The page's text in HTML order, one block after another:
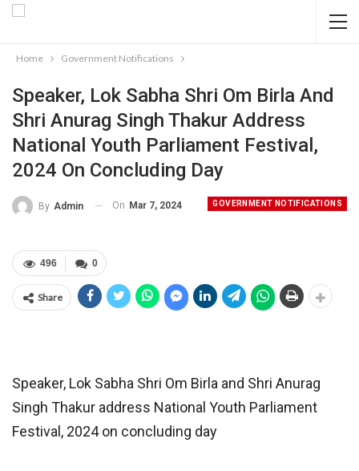
Home Government Notifications
Speaker, Lok Sabha Shri Om Birla And
Shri Anurag Singh Thakur Address
National Youth Parliament Festival,
2024 On Concluding Day
GOVERNMENT NOTIFICATIONS
By Admin On Mar 7, 2024
0
496
Share
Speaker, Lok Sabha Shri Om Birla and Shri Anurag
Singh Thakur address National Youth Parliament
Festival, 2024 on concluding day